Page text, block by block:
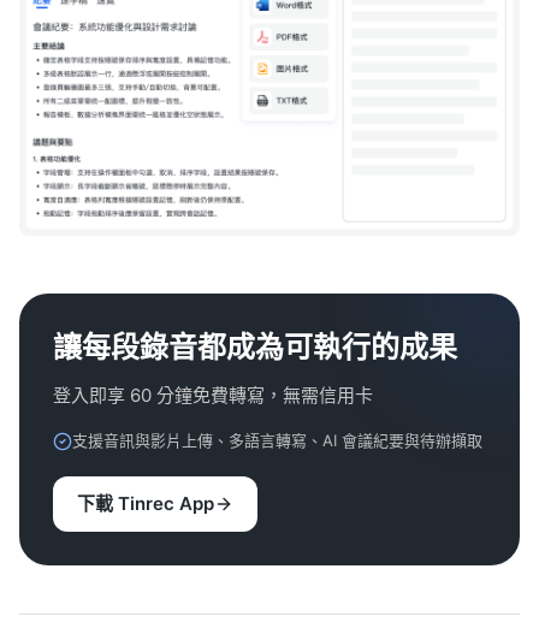
讓每段錄音都成為可執行的成果
登入即享 60 分鐘免費轉寫，無需信用卡
支援音訊與影片上傳、多語言轉寫、AI 會議紀要與待辦擷取
下載 Tinrec App